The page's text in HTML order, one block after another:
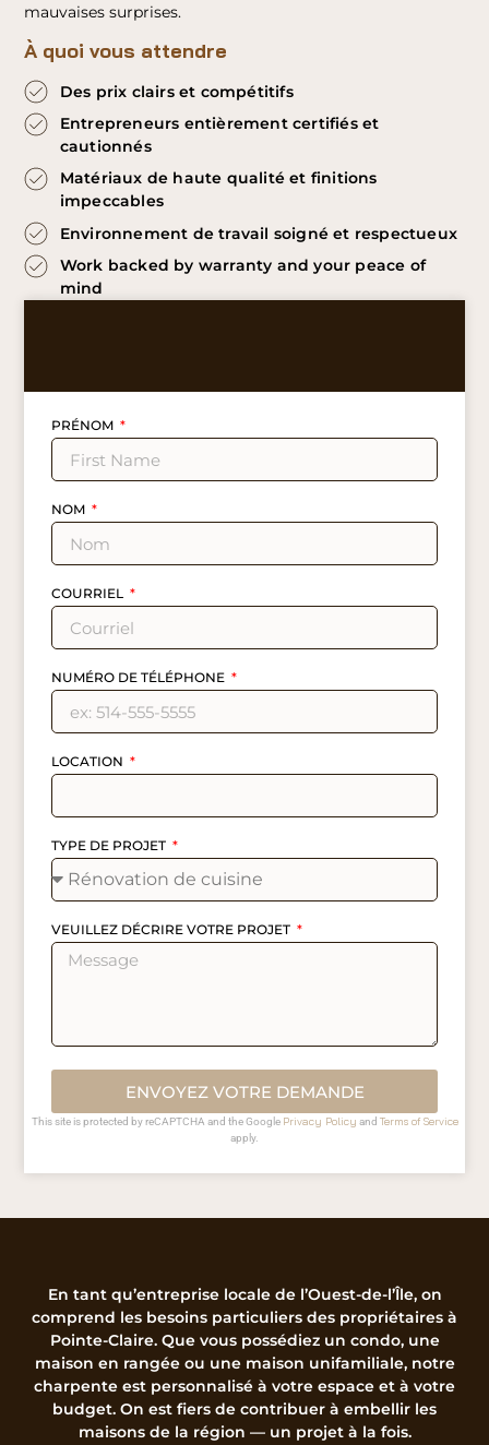
mauvaises surprises.
À quoi vous attendre
Des prix clairs et compétitifs
Entrepreneurs entièrement certifiés et
cautionnés
Matériaux de haute qualité et finitions
impeccables
Environnement de travail soigné et respectueux
Work backed by warranty and your peace of
mind
PRÉNOM
NOM
COURRIEL
NUMÉRO DE TÉLÉPHONE
LOCATION
TYPE DE PROJET
VEUILLEZ DÉCRIRE VOTRE PROJET
ENVOYEZ VOTRE DEMANDE
This site is protected by reCAPTCHA and the Google Privacy Policy and Terms of Service
apply.
En tant qu’entreprise locale de l’Ouest-de-l’Île, on
comprend les besoins particuliers des propriétaires à
Pointe-Claire. Que vous possédiez un condo, une
maison en rangée ou une maison unifamiliale, notre
charpente est personnalisé à votre espace et à votre
budget. On est fiers de contribuer à embellir les
maisons de la région — un projet à la fois.